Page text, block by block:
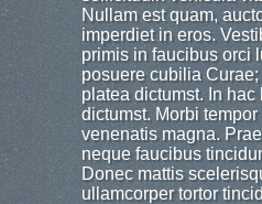
Nullam est quam,
imperdiet in eros.
primis in faucibus orci
posuere cubilia
platea dictumst. In
dictumst. Morbi
venenatis magna.
neque faucibus
Donec mattis
ullamcorper tortor